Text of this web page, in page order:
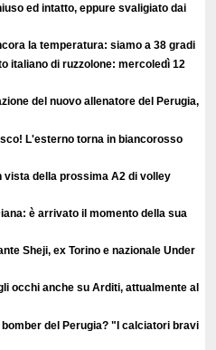
ed intatto, eppure svaligiato dai
la temperatura: siamo a 38 gradi
italiano di ruzzolone: mercoledì 12
del nuovo allenatore del Perugia,
L'esterno torna in biancorosso
della prossima A2 di volley
è arrivato il momento della sua
Sheji, ex Torino e nazionale Under
occhi anche su Arditi, attualmente al
del Perugia? "I calciatori bravi